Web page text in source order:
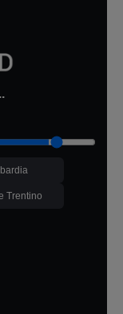
Trentino